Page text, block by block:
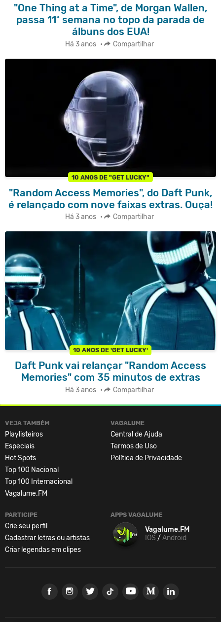
"One Thing at a Time", de Morgan Wallen,
passa 11ª semana no topo da parada de
álbuns dos EUA!
Há 3 anos • Compartilhar
10 ANOS DE "GET LUCKY"
"Random Access Memories", do Daft Punk,
é relançado com nove faixas extras. Ouça!
Há 3 anos • Compartilhar
10 ANOS DE 'GET LUCKY'
Daft Punk vai relançar "Random Access
Memories" com 35 minutos de extras
Há 3 anos • Compartilhar
VEJA TAMBÉM
Playlisteiros
Especiais
Hot Spots
Top 100 Nacional
Top 100 Internacional
Vagalume.FM
VAGALUME
Central de Ajuda
Termos de Uso
Política de Privacidade
PARTICIPE
Crie seu perfil
Cadastrar letras ou artistas
Criar legendas em clipes
APPS VAGALUME
Vagalume.FM
IOS / Android